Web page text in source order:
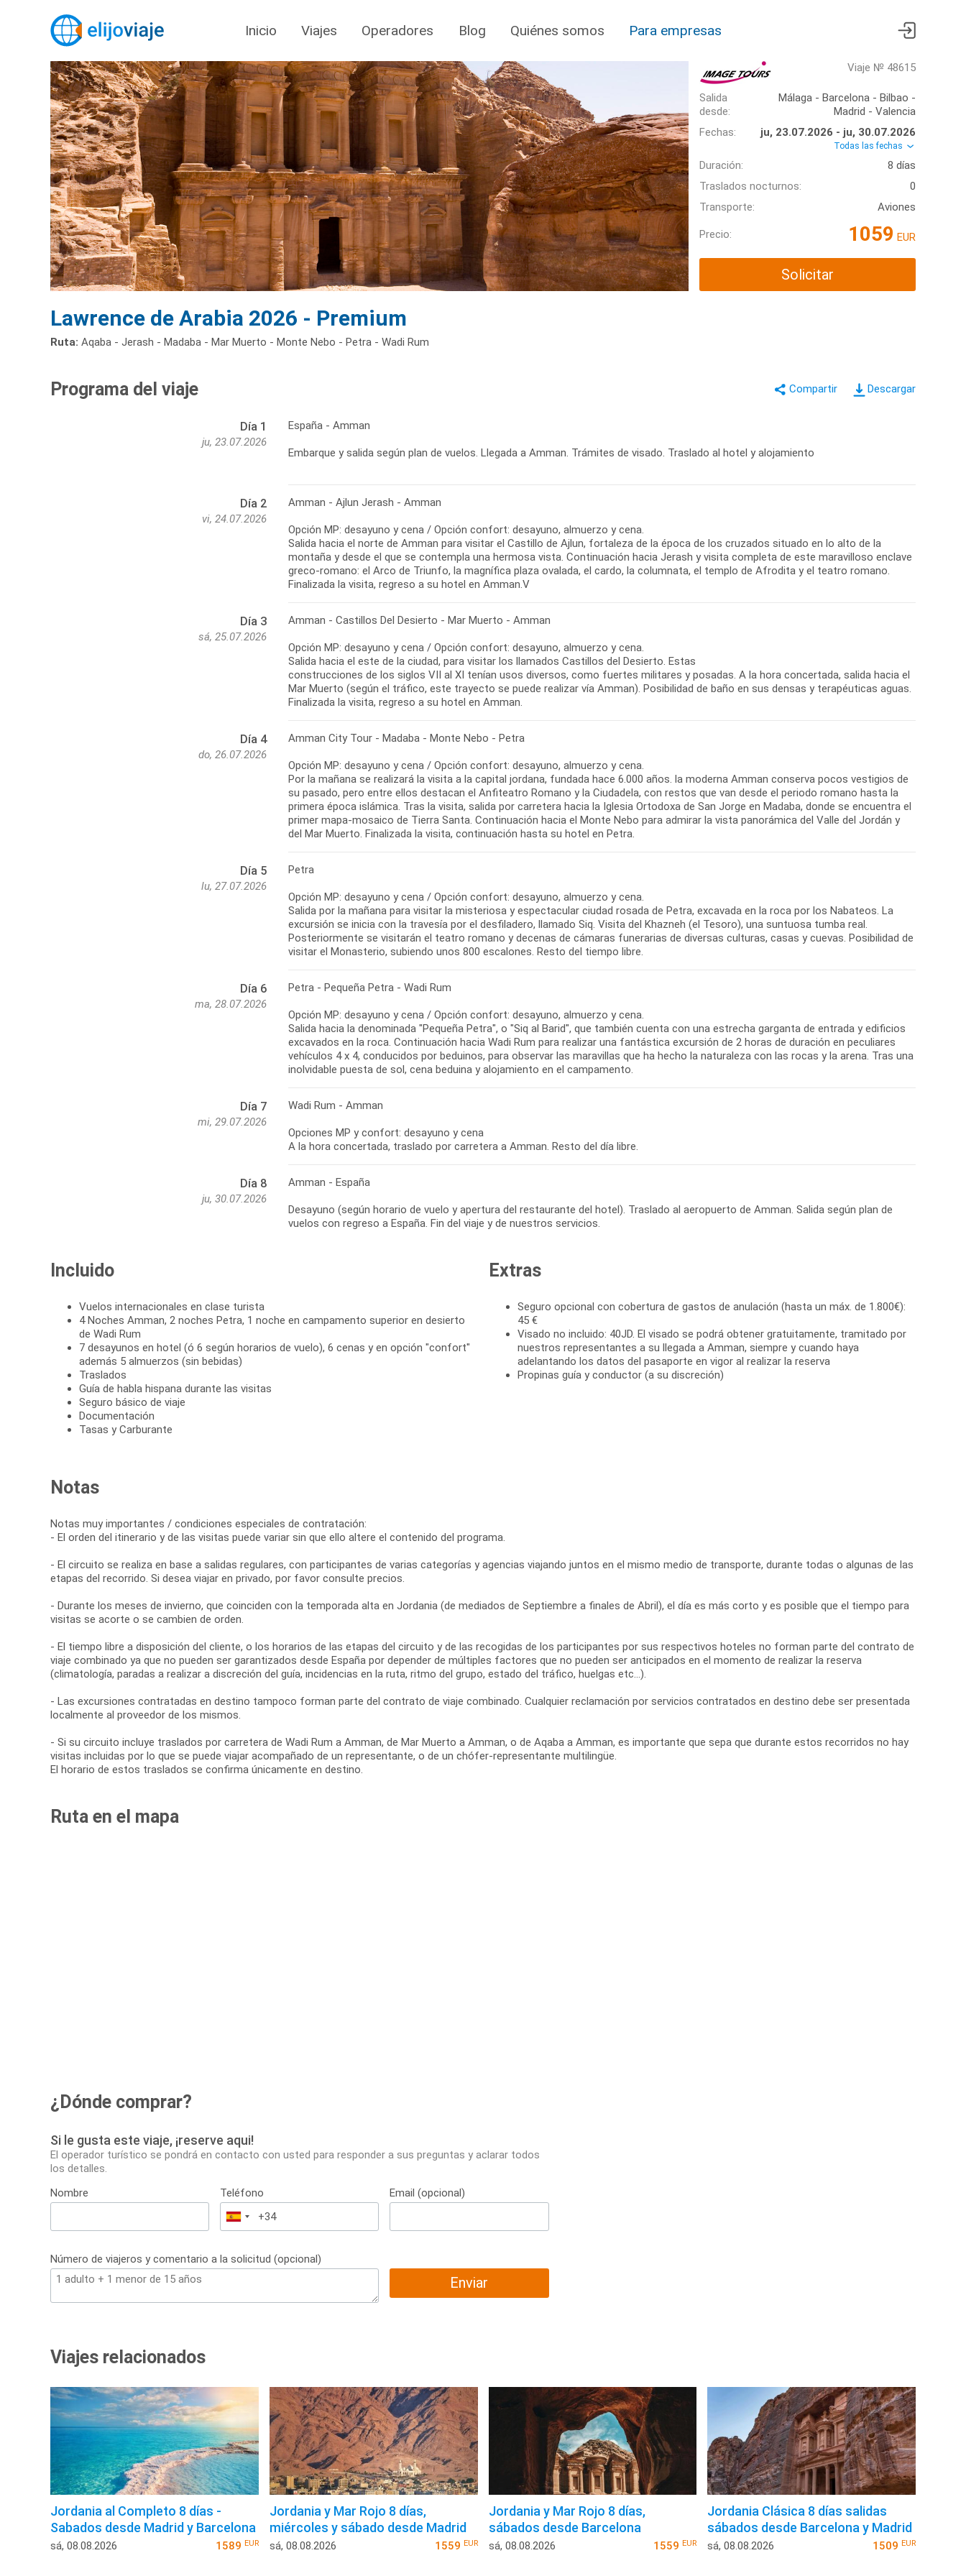
Inicio Viajes Operadores Blog Quiénes somos Para empresas
Viaje № 48615
Salida
desde:
Málaga - Barcelona - Bilbao -
Madrid - Valencia
Fechas:
ju, 23.07.2026 - ju, 30.07.2026
Todas las fechas
Duración:
8 días
Traslados nocturnos:
0
Transporte:
Aviones
Precio: 1059 EUR
Solicitar
Lawrence de Arabia 2026 - Premium
Ruta: Aqaba - Jerash - Madaba - Mar Muerto - Monte Nebo - Petra - Wadi Rum
Descargar
Programa del viaje
Día 1
ju, 23.07.2026
España - Amman
Embarque y salida según plan de vuelos. Llegada a Amman. Trámites de visado. Traslado al hotel y alojamiento
Día 2
vi, 24.07.2026
Amman - Ajlun Jerash - Amman
Opción MP: desayuno y cena / Opción confort: desayuno, almuerzo y cena.
Salida hacia el norte de Amman para visitar el Castillo de Ajlun, fortaleza de la época de los cruzados situado en lo alto de la
montaña y desde el que se contempla una hermosa vista. Continuación hacia Jerash y visita completa de este maravilloso enclave
greco-romano: el Arco de Triunfo, la magnífica plaza ovalada, el cardo, la columnata, el templo de Afrodita y el teatro romano.
Finalizada la visita, regreso a su hotel en Amman.V
Día 3
sá, 25.07.2026
Amman - Castillos Del Desierto - Mar Muerto - Amman
Opción MP: desayuno y cena / Opción confort: desayuno, almuerzo y cena.
Salida hacia el este de la ciudad, para visitar los llamados Castillos del Desierto. Estas
construcciones de los siglos VII al XI tenían usos diversos, como fuertes militares y posadas. A la hora concertada, salida hacia el
Mar Muerto (según el tráfico, este trayecto se puede realizar vía Amman). Posibilidad de baño en sus densas y terapéuticas aguas.
Finalizada la visita, regreso a su hotel en Amman.
Día 4
do, 26.07.2026
Amman City Tour - Madaba - Monte Nebo - Petra
Opción MP: desayuno y cena / Opción confort: desayuno, almuerzo y cena.
Por la mañana se realizará la visita a la capital jordana, fundada hace 6.000 años. la moderna Amman conserva pocos vestigios de
su pasado, pero entre ellos destacan el Anfiteatro Romano y la Ciudadela, con restos que van desde el periodo romano hasta la
primera época islámica. Tras la visita, salida por carretera hacia la Iglesia Ortodoxa de San Jorge en Madaba, donde se encuentra el
primer mapa-mosaico de Tierra Santa. Continuación hacia el Monte Nebo para admirar la vista panorámica del Valle del Jordán y
del Mar Muerto. Finalizada la visita, continuación hasta su hotel en Petra.
Día 5
lu, 27.07.2026
Petra
Opción MP: desayuno y cena / Opción confort: desayuno, almuerzo y cena.
Salida por la mañana para visitar la misteriosa y espectacular ciudad rosada de Petra, excavada en la roca por los Nabateos. La
excursión se inicia con la travesía por el desfiladero, llamado Siq. Visita del Khazneh (el Tesoro), una suntuosa tumba real.
Posteriormente se visitarán el teatro romano y decenas de cámaras funerarias de diversas culturas, casas y cuevas. Posibilidad de
visitar el Monasterio, subiendo unos 800 escalones. Resto del tiempo libre.
Día 6
ma, 28.07.2026
Petra - Pequeña Petra - Wadi Rum
Opción MP: desayuno y cena / Opción confort: desayuno, almuerzo y cena.
Salida hacia la denominada "Pequeña Petra", o "Siq al Barid", que también cuenta con una estrecha garganta de entrada y edificios
excavados en la roca. Continuación hacia Wadi Rum para realizar una fantástica excursión de 2 horas de duración en peculiares
vehículos 4 x 4, conducidos por beduinos, para observar las maravillas que ha hecho la naturaleza con las rocas y la arena. Tras una
inolvidable puesta de sol, cena beduina y alojamiento en el campamento.
Día 7
mi, 29.07.2026
Wadi Rum - Amman
Opciones MP y confort: desayuno y cena
Día 8
ju, 30.07.2026
Amman - España
Desayuno (según horario de vuelo y apertura del restaurante del hotel). Traslado al aeropuerto de Amman. Salida según plan de
vuelos con regreso a España. Fin del viaje y de nuestros servicios.
Incluido
Vuelos internacionales en clase turista
4 Noches Amman, 2 noches Petra, 1 noche en campamento superior en desierto
de Wadi Rum
7 desayunos en hotel (ó 6 según horarios de vuelo), 6 cenas y en opción "confort"
además 5 almuerzos (sin bebidas)
Traslados
Guía de habla hispana durante las visitas
Seguro básico de viaje
Documentación
Tasas y Carburante
Extras
Seguro opcional con cobertura de gastos de anulación (hasta un máx. de 1.800€):
45 €
Visado no incluido: 40JD. El visado se podrá obtener gratuitamente, tramitado por
nuestros representantes a su llegada a Amman, siempre y cuando haya
adelantando los datos del pasaporte en vigor al realizar la reserva
Propinas guía y conductor (a su discreción)
Notas
Notas muy importantes / condiciones especiales de contratación:
- El orden del itinerario y de las visitas puede variar sin que ello altere el contenido del programa.
- El circuito se realiza en base a salidas regulares, con participantes de varias categorías y agencias viajando juntos en el mismo medio de transporte, durante todas o algunas de las
etapas del recorrido. Si desea viajar en privado, por favor consulte precios.
- Durante los meses de invierno, que coinciden con la temporada alta en Jordania (de mediados de Septiembre a finales de Abril), el día es más corto y es posible que el tiempo para
visitas se acorte o se cambien de orden.
- El tiempo libre a disposición del cliente, o los horarios de las etapas del circuito y de las recogidas de los participantes por sus respectivos hoteles no forman parte del contrato de
viaje combinado ya que no pueden ser garantizados desde España por depender de múltiples factores que no pueden ser anticipados en el momento de realizar la reserva
(climatología, paradas a realizar a discreción del guía, incidencias en la ruta, ritmo del grupo, estado del tráfico, huelgas etc...).
- Las excursiones contratadas en destino tampoco forman parte del contrato de viaje combinado. Cualquier reclamación por servicios contratados en destino debe ser presentada
localmente al proveedor de los mismos.
- Si su circuito incluye traslados por carretera de Wadi Rum a Amman, de Mar Muerto a Amman, o de Aqaba a Amman, es importante que sepa que durante estos recorridos no hay
visitas incluidas por lo que se puede viajar acompañado de un representante, o de un chófer-representante multilingüe.
El horario de estos traslados se confirma únicamente en destino.
Ruta en el mapa
¿Dónde comprar?
Si le gusta este viaje, ¡reserve aqui!
El operador turístico se pondrá en contacto con usted para responder a sus preguntas y aclarar todos
los detalles.
Nombre
Teléfono
España
+34
Email (opcional)
Número de viajeros y comentario a la solicitud (opcional)
Enviar
Viajes relacionados
Jordania al Completo 8 días -
Sabados desde Madrid y Barcelona
sá, 08.08.2026 1589 EUR
Jordania y Mar Rojo 8 días,
miércoles y sábado desde Madrid
sá, 08.08.2026 1559 EUR
Jordania y Mar Rojo 8 días,
sábados desde Barcelona
sá, 08.08.2026 1559EUR
Jordania Clásica 8 días salidas
sábados desde Barcelona y Madrid
sá, 08.08.2026 1509 EUR